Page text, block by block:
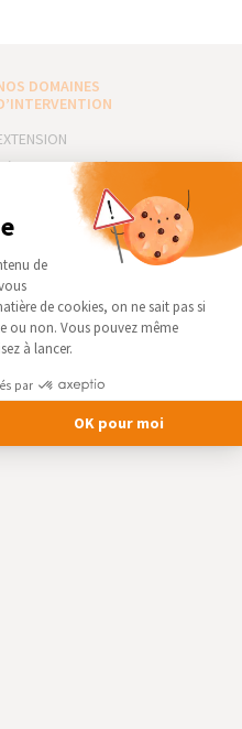
DOMAINES
INTÉRIEURE
TRAVAUX EXTÉRIEURS
NOS PARTENAIRES
Maison des Architectes
Bricolage
notre réseau
travaux pour les pros ?
du
de
de cookies, on ne sait pas si
ou non. Vous pouvez même
à lancer.
par
OK pour moi